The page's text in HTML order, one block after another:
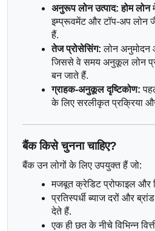
अनुरूप लोन उत्पाद: होम लोन
इम्प्रूवमेंट और टॉप-अप लोन
हैं.
तेज प्रोसेसिंग: लोन अनुमोदन
जिससे वे समय अनुकूल लोन
बन जाते हैं.
ग्राहक-अनुकूल दृष्टिकोण:
के लिए सरलीकृत प्रक्रिया
बैंक किसे चुनना चाहिए?
बैंक उन लोगों के लिए उपयुक्त हैं जो:
मजबूत क्रेडिट प्रोफाइल और
प्रतिस्पर्धी ब्याज दरों और
देते हैं.
एक ही छत के नीचे विभिन्न